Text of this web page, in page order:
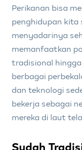
Perikanan bisa
penghidupan kita
menyadarinya
memanfaatkan
tradisional
berbagai
dan teknologi
bekerja sebagai
mereka di laut